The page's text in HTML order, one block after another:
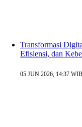
Transformasi
Efisiensi, dan
05 JUN 2026, 14:37 WIB